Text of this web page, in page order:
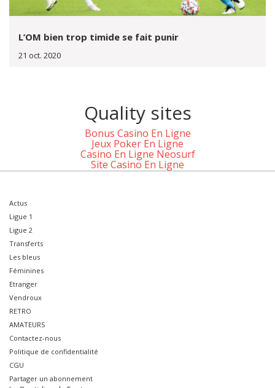
L’OM bien trop timide se fait punir
21 oct. 2020
Quality sites
Bonus Casino En Ligne
Jeux Poker En Ligne
Casino En Ligne Neosurf
Site Casino En Ligne
Actus
Ligue 1
Ligue 2
Transferts
Les bleus
Féminines
Etranger
Vendroux
RETRO
AMATEURS
Contactez-nous
Politique de confidentialité
CGU
Partager un abonnement